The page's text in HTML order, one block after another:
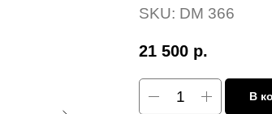
SKU: DM 366
21 500 р.
В